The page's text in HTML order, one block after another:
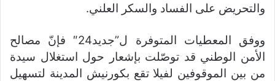
والتحريض على الفساد والسكر العلني.
ووفق المعطيات المتوفرة ل”جديد24″ فإنّ مصالح
الأمن الوطني قد توصّلت بإشعار حول استغلال سيدة
من بين الموقوفين لفيلا تقع بكورنيش المدينة لتسهيل